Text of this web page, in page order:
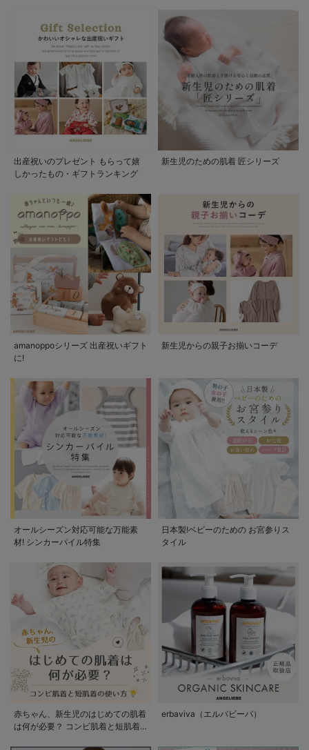
出産祝いのプレゼント もらって嬉
しかったもの・ギフトランキング
新生児のための肌着 匠シリーズ
amanoppoシリーズ 出産祝いギフト
に!
新生児からの親子お揃いコーデ
オールシーズン対応可能な万能素
材! シンカーパイル特集
日本製!ベビーのための お宮参りス
タイル
赤ちゃん、新生児のはじめての肌着
は何が必要？ コンビ肌着と短肌着
erbaviva（エルバビーバ）